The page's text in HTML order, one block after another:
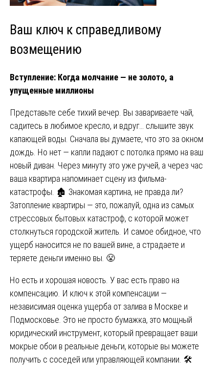
Ваш ключ к справедливому
возмещению
Вступление: Когда молчание — не золото, а
упущенные миллионы
Представьте себе тихий вечер. Вы завариваете чай,
садитесь в любимое кресло, и вдруг… слышите звук
капающей воды. Сначала вы думаете, что это за окном
дождь. Но нет — капли падают с потолка прямо на ваш
новый диван. Через минуту это уже ручей, а через час
ваша квартира напоминает сцену из фильма-
катастрофы. 🏚️ Знакомая картина, не правда ли?
Затопление квартиры — это, пожалуй, одна из самых
стрессовых бытовых катастроф, с которой может
столкнуться городской житель. И самое обидное, что
ущерб наносится не по вашей вине, а страдаете и
теряете деньги именно вы. 😤
Но есть и хорошая новость. У вас есть право на
компенсацию. И ключ к этой компенсации —
независимая оценка ущерба от залива в Москве и
Подмосковье. Это не просто бумажка, это мощный
юридический инструмент, который превращает ваши
мокрые обои в реальные деньги, которые вы можете
получить с соседей или управляющей компании. 🛠️